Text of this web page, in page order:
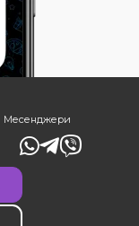
Месенджери